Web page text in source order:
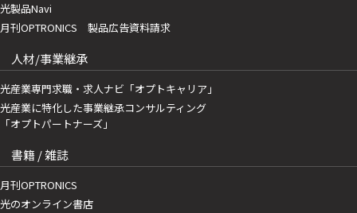
光製品Navi
月刊OPTRONICS 製品広告資料請求
人材/事業継承
光産業専門求職・求人ナビ「オプトキャリア」
光産業に特化した事業継承コンサルティング
「オプトパートナーズ」
書籍 / 雑誌
月刊OPTRONICS
光のオンライン書店